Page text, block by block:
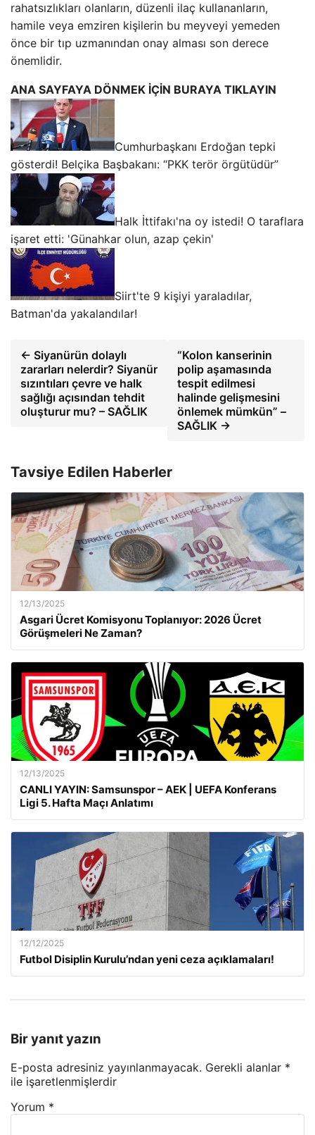
rahatsızlıkları olanların, düzenli ilaç kullananların,
hamile veya emziren kişilerin bu meyveyi yemeden
önce bir tıp uzmanından onay alması son derece
önemlidir.
ANA SAYFAYA DÖNMEK İÇİN BURAYA TIKLAYIN
Cumhurbaşkanı Erdoğan tepki
gösterdi! Belçika Başbakanı: “PKK terör örgütüdür”
Halk İttifakı'na oy istedi! O taraflara
işaret etti: 'Günahkar olun, azap çekin'
Siirt'te 9 kişiyi yaraladılar,
Batman'da yakalandılar!
← Siyanürün dolaylı
zararları nelerdir? Siyanür
sızıntıları çevre ve halk
sağlığı açısından tehdit
oluşturur mu? – SAĞLIK
“Kolon kanserinin
polip aşamasında
tespit edilmesi
halinde gelişmesini
önlemek mümkün” –
SAĞLIK →
Tavsiye Edilen Haberler
12/13/2025
Asgari Ücret Komisyonu Toplanıyor: 2026 Ücret
Görüşmeleri Ne Zaman?
12/13/2025
CANLI YAYIN: Samsunspor – AEK | UEFA Konferans
Ligi 5. Hafta Maçı Anlatımı
12/12/2025
Futbol Disiplin Kurulu’ndan yeni ceza açıklamaları!
Bir yanıt yazın
E-posta adresiniz yayınlanmayacak. Gerekli alanlar *
ile işaretlenmişlerdir
Yorum *